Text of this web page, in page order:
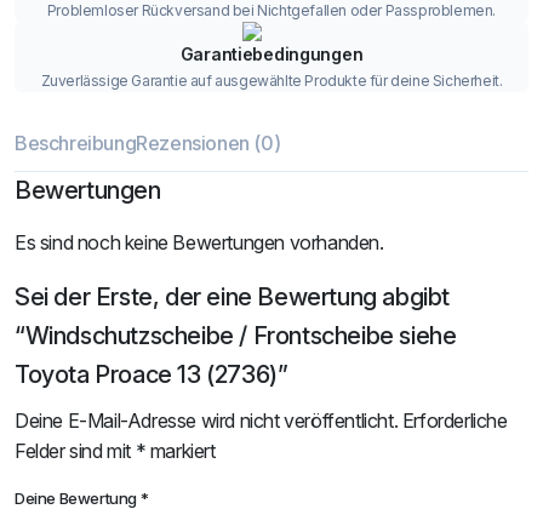
Problemloser Rückversand bei Nichtgefallen oder Passproblemen.
Garantiebedingungen
Zuverlässige Garantie auf ausgewählte Produkte für deine Sicherheit.
BeschreibungRezensionen (0)
Bewertungen
Es sind noch keine Bewertungen vorhanden.
Sei der Erste, der eine Bewertung abgibt
“Windschutzscheibe / Frontscheibe siehe
Toyota Proace 13 (2736)”
Deine E-Mail-Adresse wird nicht veröffentlicht. Erforderliche
Felder sind mit * markiert
Deine Bewertung*